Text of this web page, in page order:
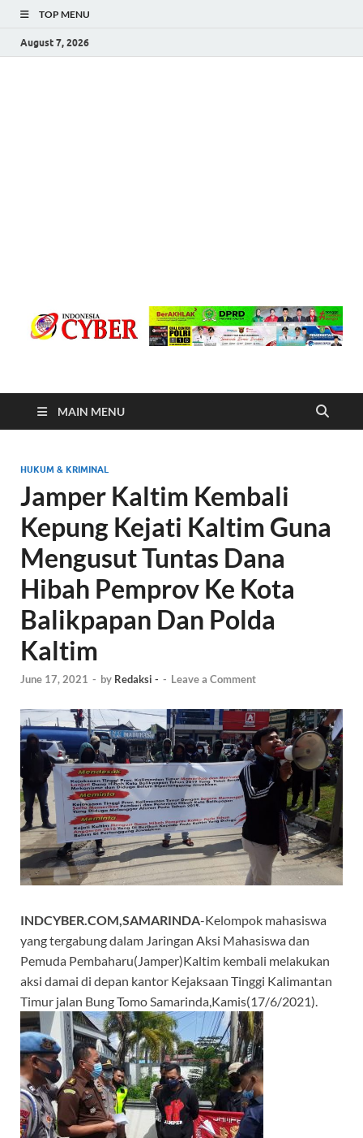
TOP MENU
August 7, 2026
Indonesia Cyber
MAIN MENU
HUKUM & KRIMINAL
Jamper Kaltim Kembali
Kepung Kejati Kaltim Guna
Mengusut Tuntas Dana
Hibah Pemprov Ke Kota
Balikpapan Dan Polda
Kaltim
June 17, 2021 - by Redaksi - - Leave a Comment
INDCYBER.COM,SAMARINDA-Kelompok mahasiswa
yang tergabung dalam Jaringan Aksi Mahasiswa dan
Pemuda Pembaharu(Jamper)Kaltim kembali melakukan
aksi damai di depan kantor Kejaksaan Tinggi Kalimantan
Timur jalan Bung Tomo Samarinda,Kamis(17/6/2021).